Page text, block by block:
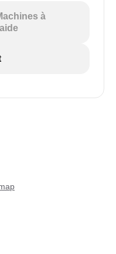
à